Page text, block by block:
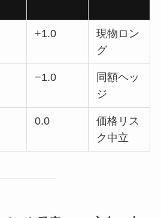
+1.0
現物ロン
グ
−1.0
同額ヘッ
ジ
0.0
価格リス
ク中立